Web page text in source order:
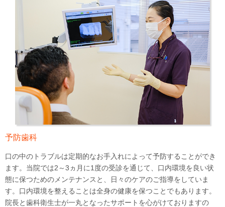
予防歯科
口の中のトラブルは定期的なお手入れによって予防することができ
ます。当院では2～3ヵ月に1度の受診を通じて、口内環境を良い状
態に保つためのメンテナンスと、日々のケアのご指導をしていま
す。口内環境を整えることは全身の健康を保つことでもあります。
院長と歯科衛生士が一丸となったサポートを心がけておりますの